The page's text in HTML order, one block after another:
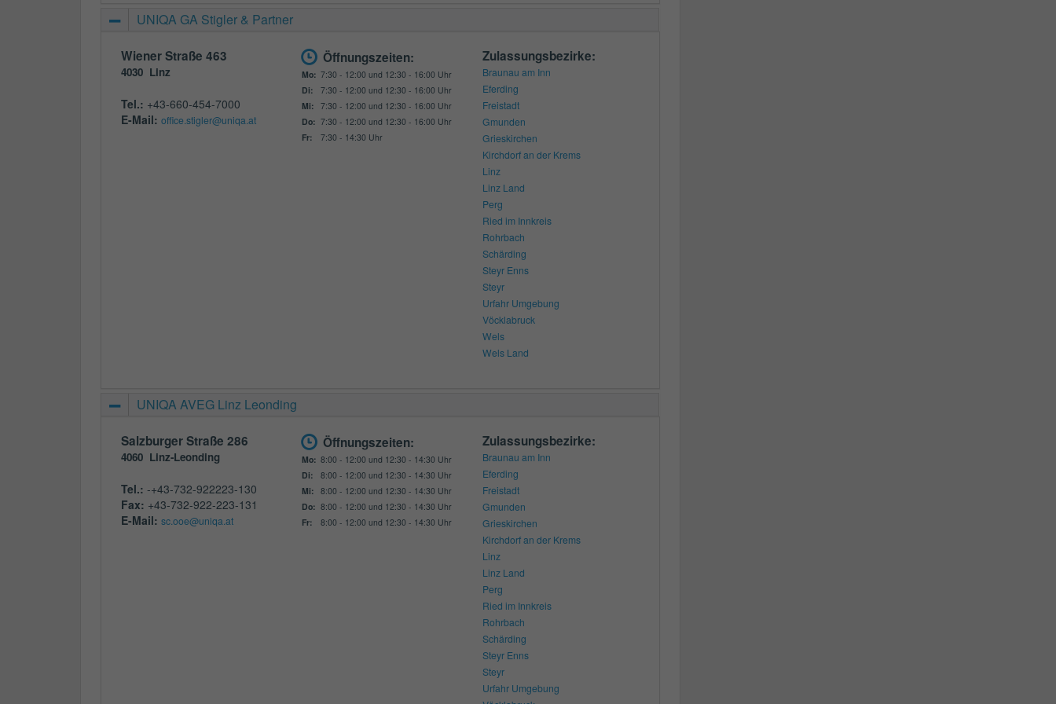
UNIQA GA Stigler & Partner
Wiener Straße 463
4030 Linz
Tel.: +43-660-454-7000
E-Mail: office.stigler@uniqa.at
Öffnungszeiten:
Mo: 7:30 - 12:00 und 12:30 - 16:00 Uhr
Di:
7:30 - 12:00 und 12:30 - 16:00 Uhr
Mi: 7:30 - 12:00 und 12:30 - 16:00 Uhr
Do: 7:30 - 12:00 und 12:30 - 16:00 Uhr
Fr:
7:30 - 14:30 Uhr
Zulassungsbezirke:
Braunau am Inn
Eferding
Freistadt
Gmunden
Grieskirchen
Kirchdorf an der Krems
Linz
Linz Land
Perg
Ried im Innkreis
Rohrbach
Schärding
Steyr Enns
Steyr
Urfahr Umgebung
Vöcklabruck
Wels
Wels Land
UNIQA AVEG Linz Leonding
Salzburger Straße 286
4060 Linz-Leonding
Tel.: -+43-732-922223-130
Fax: +43-732-922-223-131
E-Mail: sc.ooe@uniqa.at
Öffnungszeiten:
Mo: 8:00 - 12:00 und 12:30 - 14:30 Uhr
Di:
8:00 - 12:00 und 12:30 - 14:30 Uhr
Mi: 8:00 - 12:00 und 12:30 - 14:30 Uhr
Do: 8:00 - 12:00 und 12:30 - 14:30 Uhr
Fr:
8:00 - 12:00 und 12:30 - 14:30 Uhr
Zulassungsbezirke:
Braunau am Inn
Eferding
Freistadt
Gmunden
Grieskirchen
Kirchdorf an der Krems
Linz
Linz Land
Perg
Ried im Innkreis
Rohrbach
Schärding
Steyr Enns
Steyr
Urfahr Umgebung